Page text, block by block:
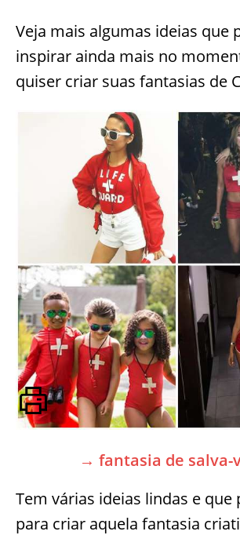
Veja mais algumas ideias que
inspirar ainda mais no
quiser criar suas fantasias de
→ fantasia de salva-
Tem várias ideias lindas e
para criar aquela fantasia